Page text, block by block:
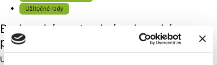
Užitočné rady
Barborská cesta skrýva banské
poklady
Udržateľné cestovanie